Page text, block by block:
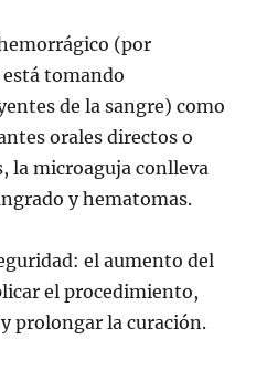
(por
tomando
de la sangre) como
orales directos o
la microaguja conlleva
y hematomas.
el aumento del
el procedimiento,
prolongar la curación.